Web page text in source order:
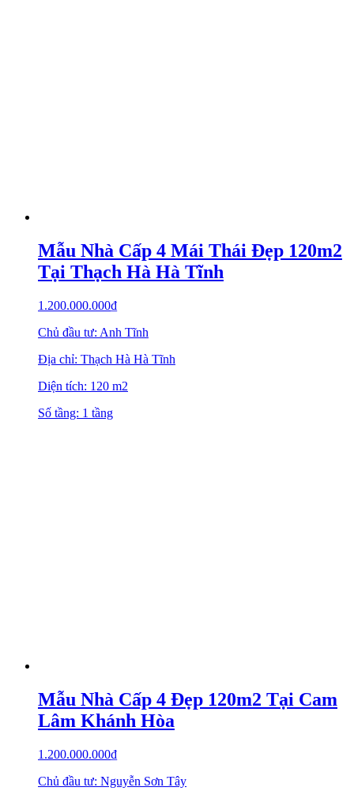
Mẫu Nhà Cấp 4 Mái Thái Đẹp 120m2
Tại Thạch Hà Hà Tĩnh
1.200.000.000₫
Chủ đầu tư: Anh Tĩnh
Địa chỉ: Thạch Hà Hà Tĩnh
Diện tích: 120 m2
Số tầng: 1 tầng
Mẫu Nhà Cấp 4 Đẹp 120m2 Tại Cam
Lâm Khánh Hòa
1.200.000.000₫
Chủ đầu tư: Nguyễn Sơn Tây